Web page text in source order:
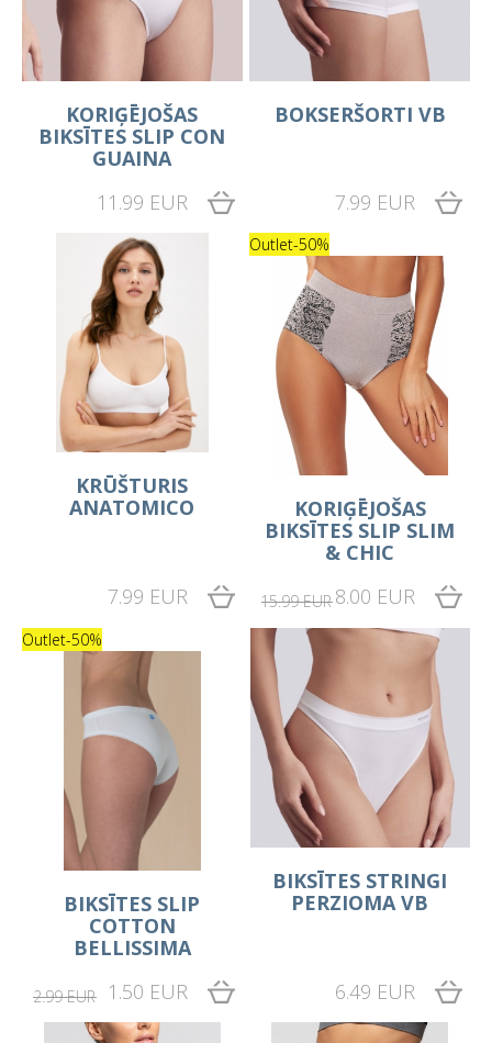
KORIĢĒJOŠAS
BIKSĪTES SLIP CON
GUAINA
11.99 EUR
BOKSERŠORTI VB
7.99 EUR
KRŪŠTURIS
ANATOMICO
7.99 EUR
Outlet-50%
KORIĢĒJOŠAS
BIKSĪTES SLIP SLIM
& CHIC
15.99 EUR8.00 EUR
Outlet-50%
BIKSĪTES SLIP
COTTON
BELLISSIMA
2.99 EUR 1.50 EUR
BIKSĪTES STRINGI
PERZIOMA VB
6.49 EUR